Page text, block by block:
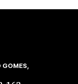
GOMES